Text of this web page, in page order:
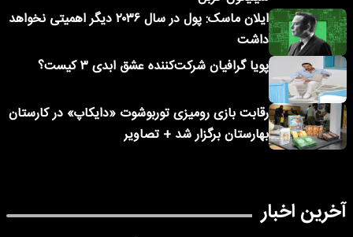
ایلان ماسک: پول در سال ۲۰۳۶ دیگر اهمیتی نخواهد
داشت
پویا گرافیان شرکت‌کننده عشق ابدی ۳ کیست؟
رقابت بازی رومیزی توربوشوت «دایکاپ» در کارستان
بهارستان برگزار شد + تصاویر
آخرین اخبار